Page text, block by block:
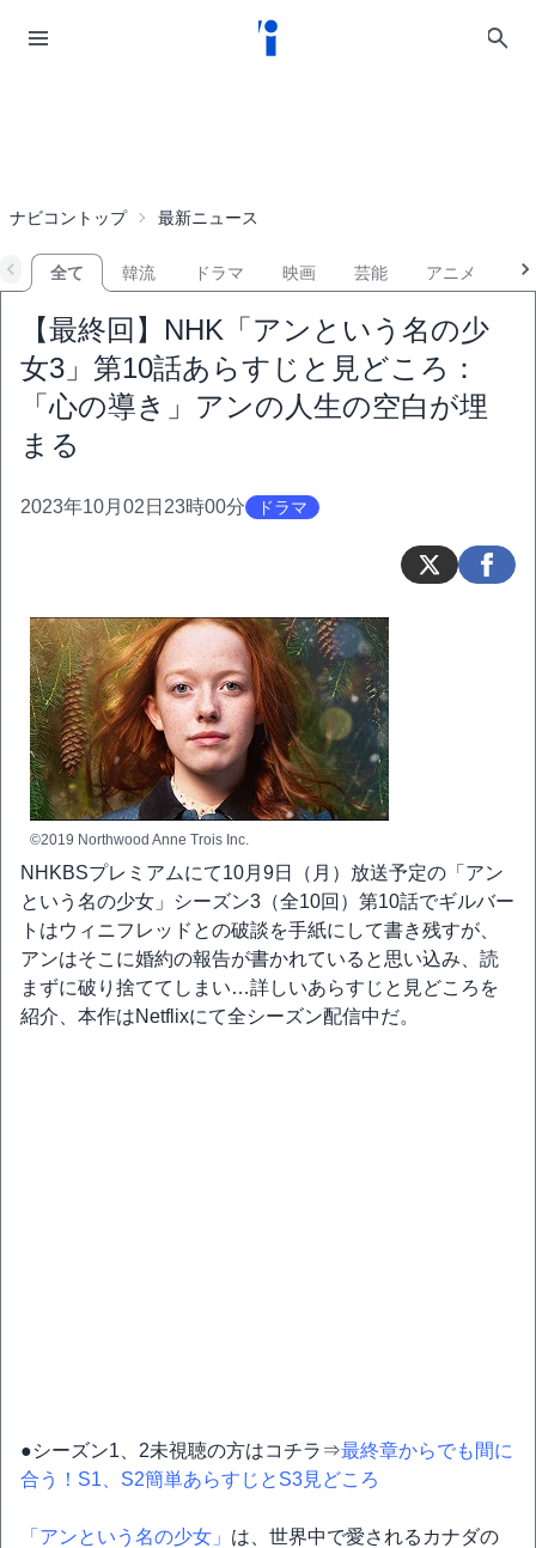
ナビコントップ 最新ニュース
全て 韓流 ドラマ 映画 芸能 アニメ
【最終回】NHK「アンという名の少
女3」第10話あらすじと見どころ：
「心の導き」アンの人生の空白が埋
まる
2023年10月02日23時00分 ドラマ
©2019 Northwood Anne Trois Inc.
NHKBSプレミアムにて10月9日（月）放送予定の「アン
という名の少女」シーズン3（全10回）第10話でギルバー
トはウィニフレッドとの破談を手紙にして書き残すが、
アンはそこに婚約の報告が書かれていると思い込み、読
まずに破り捨ててしまい…詳しいあらすじと見どころを
紹介、本作はNetflixにて全シーズン配信中だ。
●シーズン1、2未視聴の方はコチラ⇒最終章からでも間に
合う！S1、S2簡単あらすじとS3見どころ
「アンという名の少女」 は、世界中で愛されるカナダの